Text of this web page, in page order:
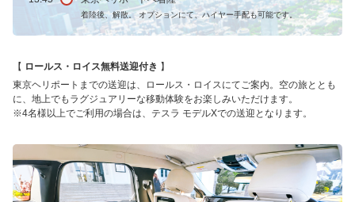
着陸後、解散。 オプションにて、ハイヤー手配も可能です。
ロールス・ロイス無料送迎付き
東京ヘリポートまでの送迎は、ロールス・ロイスにてご案内。空の旅ととも
に、地上でもラグジュアリーな移動体験をお楽しみいただけます。
※4名様以上でご利用の場合は、テスラ モデルXでの送迎となります。